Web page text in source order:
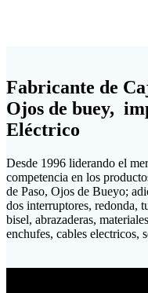
Fabricante de
Ojos de buey,
Eléctrico
Desde 1996 liderando el
competencia en los
de Paso, Ojos de Bueyo;
dos interruptores, redonda,
bisel, abrazaderas,
enchufes, cables electricos,